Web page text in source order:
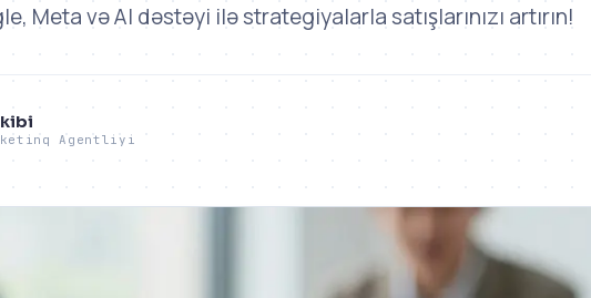
Meta və AI dəstəyi ilə strategiyalarla satışlarınızı artırın!
Agentliyi